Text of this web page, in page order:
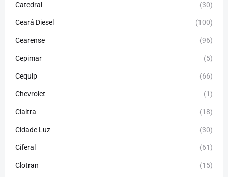
Catedral (30)
Ceará Diesel (100)
Cearense (96)
Cepimar (5)
Cequip (66)
Chevrolet (1)
Cialtra (18)
Cidade Luz (30)
Ciferal (61)
Clotran (15)